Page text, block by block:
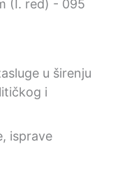
u širenju
i
isprave